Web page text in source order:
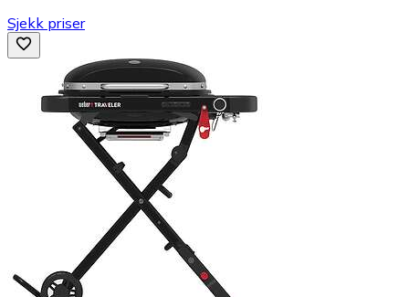
Sjekk priser